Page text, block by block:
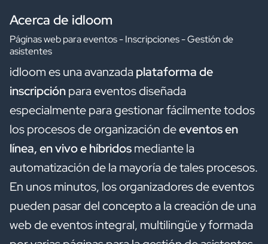
Acerca de idloom
Páginas web para eventos - Inscripciones - Gestión de
asistentes
idloom es una avanzada plataforma de
inscripciónpara eventos diseñada
especialmente para gestionar fácilmente todos
los procesos de organización deeventos en
línea, en vivo e híbridosmediante la
automatización de la mayoría de tales procesos.
En unos minutos, los organizadores de eventos
pueden pasar del concepto a la creación de una
web de eventos integral, multilingüe y formada